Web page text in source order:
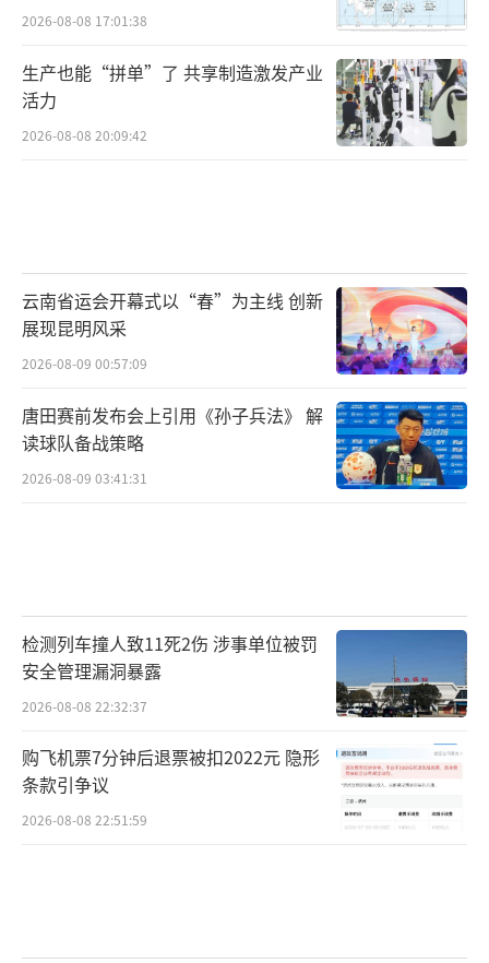
2026-08-08 17:01:38
生产也能“拼单”了 共享制造激发产业
活力
2026-08-08 20:09:42
云南省运会开幕式以“春”为主线 创新
展现昆明风采
2026-08-09 00:57:09
唐田赛前发布会上引用《孙子兵法》 解
读球队备战策略
2026-08-09 03:41:31
检测列车撞人致11死2伤 涉事单位被罚
安全管理漏洞暴露
2026-08-08 22:32:37
购飞机票7分钟后退票被扣2022元 隐形
条款引争议
2026-08-08 22:51:59